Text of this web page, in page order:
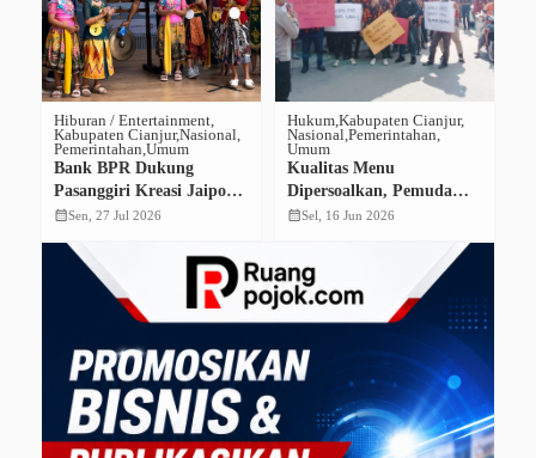
Hiburan / Entertainment
Kabupaten Cianjur Nasional
Pemerintahan Umum
Bank BPR Dukung
Pasanggiri Kreasi Jaipong,
Wabup Optimistis Penari
calendar_monthSen, 27 Jul 2026
Hukum Kabupaten Cianjur
Nasional Pemerintahan
Umum
Kualitas Menu
Dipersoalkan, Pemuda
Pancasila Cibeber Tuntut
calendar_monthSel, 16 Jun 2026